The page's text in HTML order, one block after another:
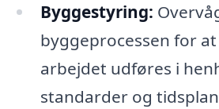
Byggestyring:
byggeprocessen for
arbejdet udføres i
standarder og